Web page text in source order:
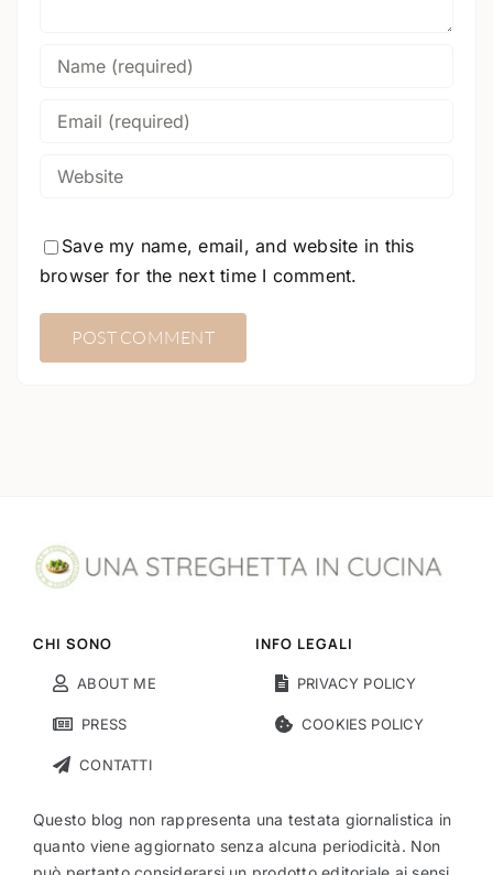
Save my name, email, and website in this
browser for the next time I comment.
CHI SONO
ABOUT ME
PRESS
CONTATTI
INFO LEGALI
PRIVACY POLICY
COOKIES POLICY
Questo blog non rappresenta una testata giornalistica in
quanto viene aggiornato senza alcuna periodicità. Non